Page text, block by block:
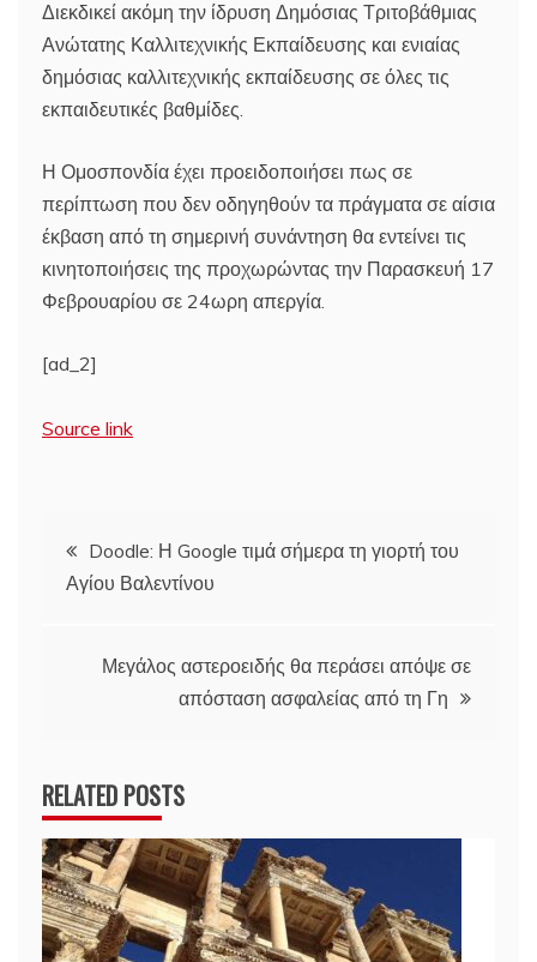
Διεκδικεί ακόμη την ίδρυση Δημόσιας Τριτοβάθμιας
Ανώτατης Καλλιτεχνικής Εκπαίδευσης και ενιαίας
δημόσιας καλλιτεχνικής εκπαίδευσης σε όλες τις
εκπαιδευτικές βαθμίδες.
Η Ομοσπονδία έχει προειδοποιήσει πως σε
περίπτωση που δεν οδηγηθούν τα πράγματα σε αίσια
έκβαση από τη σημερινή συνάντηση θα εντείνει τις
κινητοποιήσεις της προχωρώντας την Παρασκευή 17
Φεβρουαρίου σε 24ωρη απεργία.
[ad_2]
Source link
Πλοήγηση
άρθρων
Doodle: Η Google τιμά σήμερα τη γιορτή του
Αγίου Βαλεντίνου
Μεγάλος αστεροειδής θα περάσει απόψε σε
απόσταση ασφαλείας από τη Γη
RELATED POSTS